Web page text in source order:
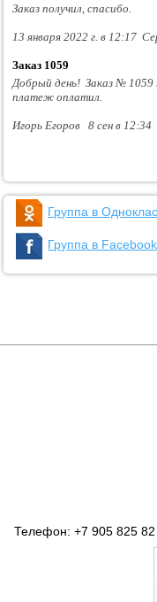
Заказ получил, спасибо.
13 января 2022 г. в 12:17
Заказ 1059
Добрый день! Заказ № 1059
платеж оплатил.
Игорь Егоров 8 сен в 12:34
Группа в
Группа в Facebook
Телефон: +7 905 825 82